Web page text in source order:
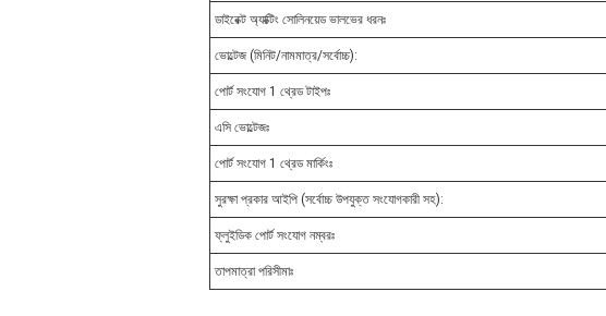
ডাইরেক্ট অ্যাক্টিং সোলিনয়েড ভালভের ধরনঃ
ভোল্টেজ (মিনিট/নামমাত্র/সর্বোচ্চ):
পোর্ট সংযোগ 1 থ্রেড টাইপঃ
এসি ভোল্টেজঃ
পোর্ট সংযোগ 1 থ্রেড মার্কিংঃ
সুরক্ষা প্রকার আইপি (সর্বোচ্চ উপযুক্ত সংযোগকারী সহ):
ফ্লুইডিক পোর্ট সংযোগ নম্বরঃ
তাপমাত্রা পরিসীমাঃ